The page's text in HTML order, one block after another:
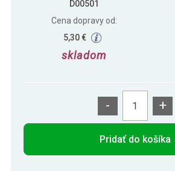
D00501
Cena dopravy od:
5,30 €
skladom
- +
Pridať do košíka